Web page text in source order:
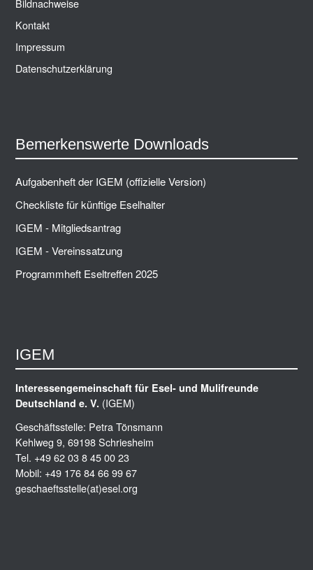
Bildnachweise
Kontakt
Impressum
Datenschutzerklärung
Bemerkenswerte Downloads
Aufgabenheft der IGEM (offizielle Version)
Checkliste für künftige Eselhalter
IGEM - Mitgliedsantrag
IGEM - Vereinssatzung
Programmheft Eseltreffen 2025
IGEM
Interessengemeinschaft für Esel- und Mulifreunde
Deutschland e. V. (IGEM)
Geschäftsstelle: Petra Tönsmann
Kehlweg 9, 69198 Schriesheim
Tel. +49 62 03 8 45 00 23
Mobil: +49 176 84 66 99 67
geschaeftsstelle(at)esel.org